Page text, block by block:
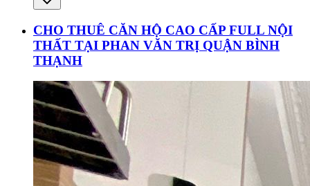
CHO THUÊ CĂN HỘ CAO CẤP FULL NỘI
THẤT TẠI PHAN VĂN TRỊ QUẬN BÌNH
THẠNH